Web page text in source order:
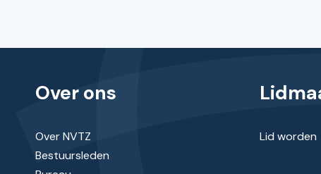
Over ons
Over NVTZ
Bestuursleden
Lid worden